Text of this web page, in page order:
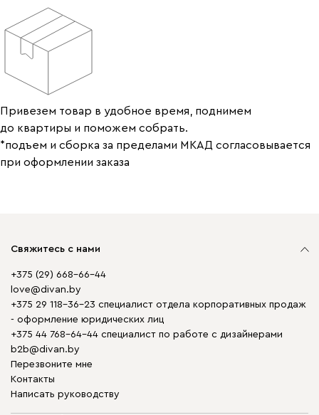
Привезем товар в удобное время, поднимем
до квартиры и поможем собрать.
*подъем и сборка за пределами МКАД согласовывается
при оформлении заказа
Свяжитесь с нами
+375 (29) 668-66-44
love@divan.by
+375 29 118-36-23 специалист отдела корпоративных продаж
- оформление юридических лиц
+375 44 768-64-44 специалист по работе с дизайнерами
b2b@divan.by
Перезвоните мне
Контакты
Написать руководству